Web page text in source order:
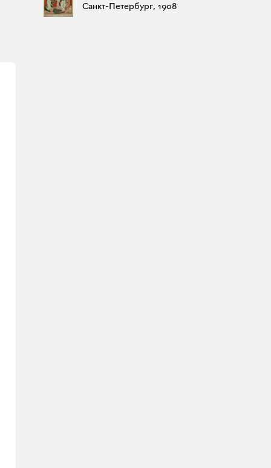
Санкт-Петербург, 1908